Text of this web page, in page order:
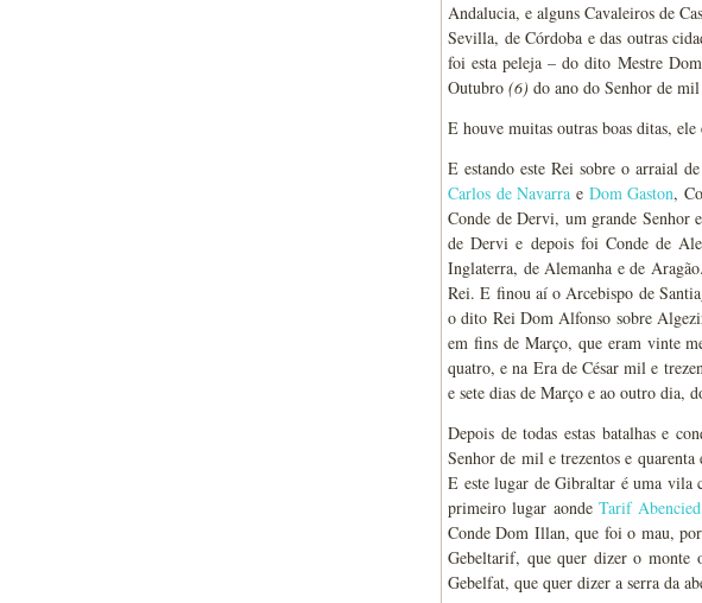
Andalucia, e alguns Cavaleiros de
Sevilla, de Córdoba e das outras
foi esta peleja – do dito Mestre
Outubro (6) do ano do Senhor de mil
E houve muitas outras boas ditas,
E estando este Rei sobre o arraial
Carlos de Navarra e Dom Gaston,
Conde de Dervi, um grande Senhor
de Dervi e depois foi Conde de
Inglaterra, de Alemanha e de
Rei. E finou aí o Arcebispo de
o dito Rei Dom Alfonso sobre
em fins de Março, que eram vinte
quatro, e na Era de César mil e
e sete dias de Março e ao outro dia,
Depois de todas estas batalhas e
Senhor de mil e trezentos e quarenta
E este lugar de Gibraltar é uma vila
primeiro lugar aonde Tarif Abencied
Conde Dom Illan, que foi o mau,
Gebeltarif, que quer dizer o monte
Gebelfat, que quer dizer a serra da